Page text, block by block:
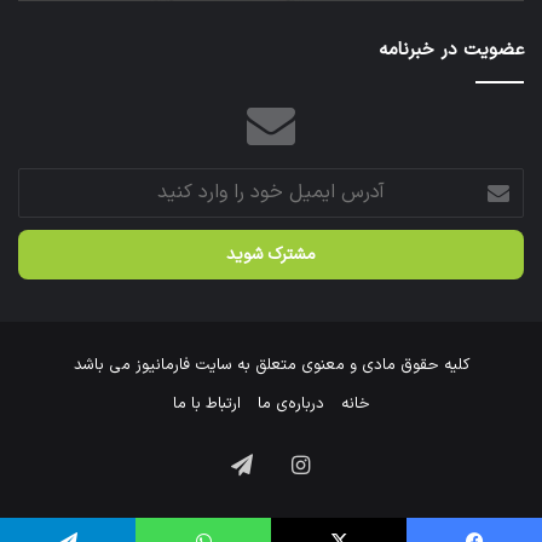
عضویت در خبرنامه
آدرس
ایمیل
خود
وارد
کلیه حقوق مادی و معنوی متعلق به سایت فارمانیوز می باشد
خانه
درباره‌ی ما ارتباط با ما
اینستاگرام